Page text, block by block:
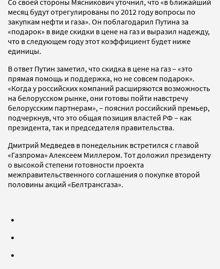
месяц будут отрегулированы по 2012 году вопросы по
закупкам нефти и газа». Он поблагодарил Путина за
«подарок» в виде скидки в цене на газ и выразил надежду,
что в следующем году этот коэффициент будет ниже
единицы.
В ответ Путин заметил, что скидка в цене на газ – «это
прямая помощь и поддержка, но не совсем подарок».
«Когда у российских компаний расширяются возможность
на белорусском рынке, они готовы пойти навстречу
белорусским партнерам», – пояснил российский премьер,
подчеркнув, что это общая позиция властей РФ – как
президента, так и председателя правительства.
Дмитрий Медведев в понедельник встретился с главой
«Газпрома» Алексеем Миллером. Тот доложил президенту
о высокой степени готовности проекта
межправительственного соглашения о покупке второй
половины акций «Белтрансгаза».